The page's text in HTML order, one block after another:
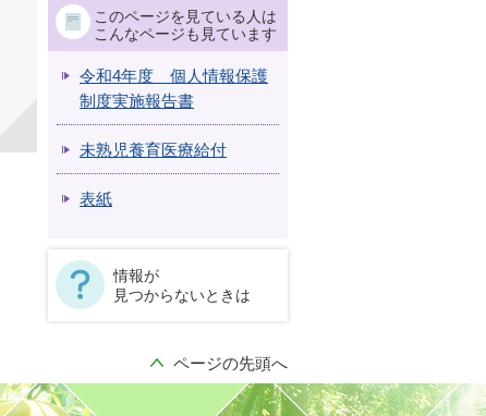
このページを見ている人は
こんなページも見ています
令和4年度 個人情報保護
制度実施報告書
未熟児養育医療給付
表紙
情報が
見つからないときは
ページの先頭へ